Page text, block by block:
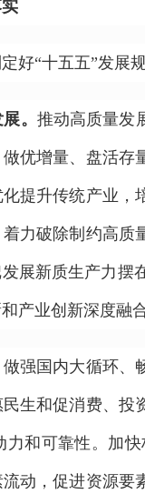
“十五五”发展
。 推动高质量发
优增量、盘活
提升传统产业
力破除制约高
展新质生产力
产业创新深度融
做强国内大循环、
生和促消费、
和可靠性。加
动，促进资源